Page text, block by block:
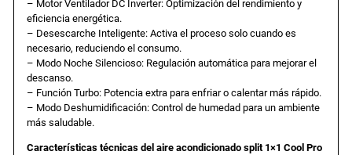
,
0
9
€
.
– Motor Ventilador DC Inverter: Optimización del rendimiento y
eficiencia energética.
– Desescarche Inteligente: Activa el proceso solo cuando es
necesario, reduciendo el consumo.
– Modo Noche Silencioso: Regulación automática para mejorar el
descanso.
– Función Turbo: Potencia extra para enfriar o calentar más rápido.
– Modo Deshumidificación: Control de humedad para un ambiente
más saludable.
Características técnicas del aire acondicionado split 1×1 Cool Pro